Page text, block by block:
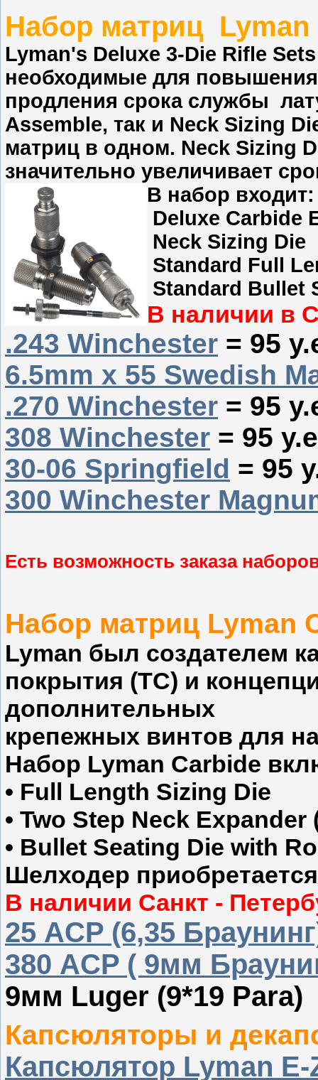
Набор матриц Lyman
Lyman's Deluxe 3-Die Rifle
необходимые для
продления срока службы
Assemble, так и Neck Sizing
матриц в одном. Neck Sizing
значительно увеличивает
В
Deluxe Carbide
Neck Sizing Die
Standard Full
Standard Bullet
В наличии в
.243 Winchester = 95
6.5mm x 55 Swedish
.270 Winchester = 95
308 Winchester = 95 у.е
30-06 Springfield = 95
300 Winchester
Есть возможность заказа
Набор матриц Lyman
Lyman был создателем
покрытия (TC) и
дополнительных
крепежных винтов для
Набор Lyman Carbide
• Full Length Sizing Die
• Two Step Neck Expander
• Bullet Seating Die with
Шелходер
В наличии Санкт -
25 ACP (6,35
380 ACP ( 9мм
9мм Luger (9*19 Para)
Капсюляторы и
Капсюлятор Lyman